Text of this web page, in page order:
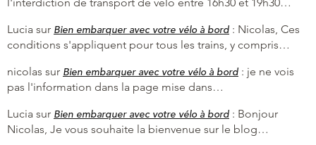
Lucia sur Bien embarquer avec votre vélo à bord : Nicolas, Ces
conditions s'appliquent pour tous les trains, y compris…
nicolas sur Bien embarquer avec votre vélo à bord : je ne vois
pas l'information dans la page mise dans…
Lucia sur Bien embarquer avec votre vélo à bord : Bonjour
Nicolas, Je vous souhaite la bienvenue sur le blog…